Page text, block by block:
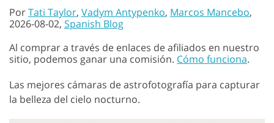
PorTati Taylor, Vadym Antypenko, Marcos Mancebo,
2026-08-02, Spanish Blog
Al comprar a través de enlaces de afiliados en nuestro
sitio, podemos ganar una comisión. Cómo funciona.
Las mejores cámaras de astrofotografía para capturar
la belleza del cielo nocturno.